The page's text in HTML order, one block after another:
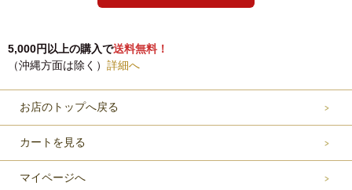
5,000円以上の購入で送料無料！
（沖縄方面は除く） 詳細へ
お店のトップへ戻る
カートを見る
マイページへ